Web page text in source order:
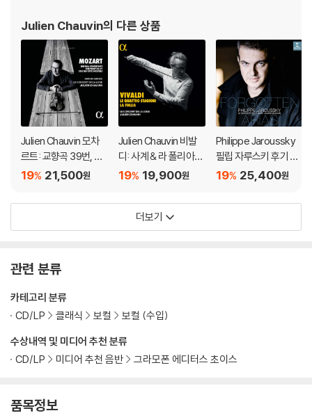
Julien Chauvin의 다른 상품
Julien Chauvin 모차
르트: 교향곡 39번, 신
포니아 콘체르탄테 (M
ertante, Symphony
tte Overture)
21,500원
19%
Julien Chauvin 비발
디: 사계 & 라 폴리아
(Vivaldi: Le Quattro
19,900원
19%
Philippe Jaroussky
필립 자루스키 후기 바
로크 시대 아리아 모음
25,400원
19%
더보기
관련 분류
수상내역 및 미디어 추천 분류
CD/LP
미디어 추천 음반 그라모폰 에디터스 초이스
카테고리 분류
CD/LP
클래식 보컬 보컬 (수입)
품목정보